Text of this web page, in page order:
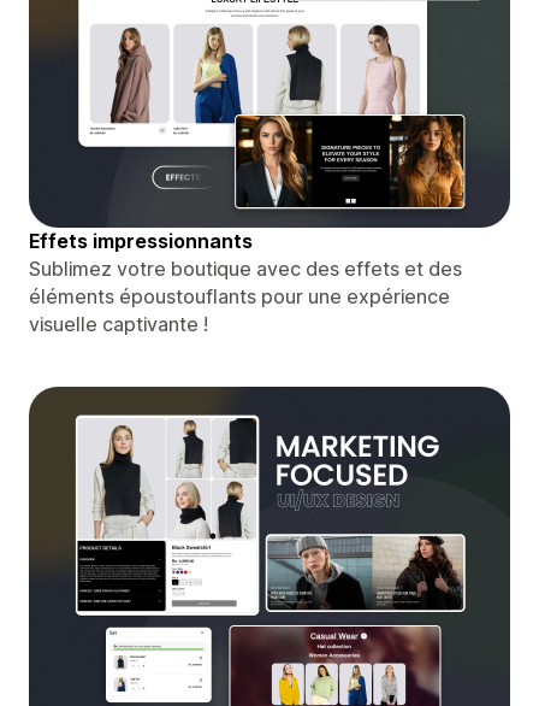
Effets impressionnants
Sublimez votre boutique avec des effets et des
éléments époustouflants pour une expérience
visuelle captivante !